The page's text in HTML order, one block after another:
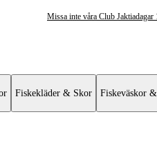
Missa inte våra Club Jaktiadagar
Fiskekläder & Skor Fiskeväskor